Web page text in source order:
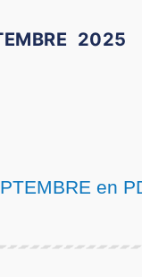
2025
en